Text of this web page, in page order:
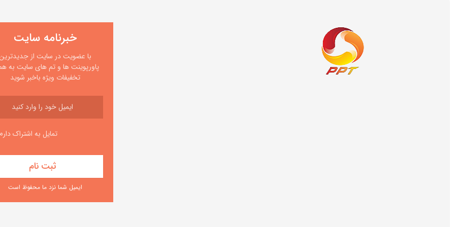
خبرنامه سایت
با عضویت در سایت از
پاورپوینت ها و تم های سایت به
تخفیفات ویژه باخبر شوید
تمایل به اشتراک
ایمیل شما نزد ما محفوظ است